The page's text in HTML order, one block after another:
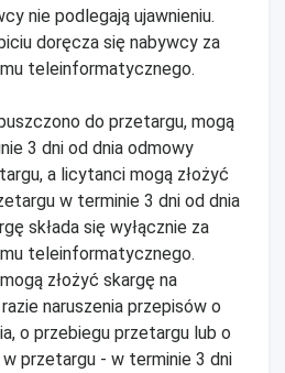
nie podlegają ujawnieniu.
doręcza się nabywcy za
teleinformatycznego.
do przetargu, mogą
3 dni od dnia odmowy
a licytanci mogą złożyć
w terminie 3 dni od dnia
składa się wyłącznie za
teleinformatycznego.
złożyć skargę na
naruszenia przepisów o
o przebiegu przetargu lub o
w przetargu - w terminie 3 dni